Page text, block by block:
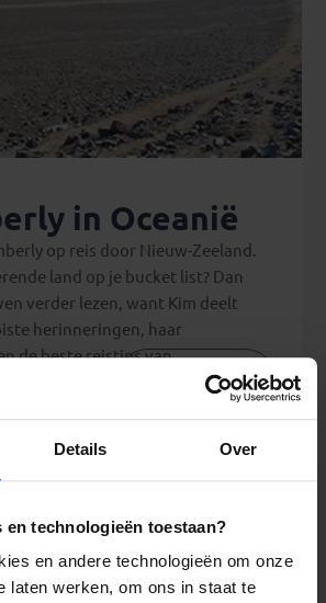
Details Over
en technologieën toestaan?
en andere technologieën om onze
laten werken, om ons in staat te
in Oceanië
op reis door Nieuw-Zeeland.
land op je bucket list? Dan
verder lezen, want Kim deelt
herinneringen, haar
de beste reistips van...
Lees verder